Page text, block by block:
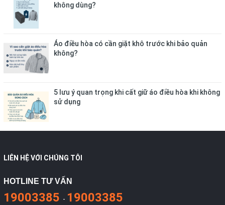
không dùng?
Áo điều hòa có cần giặt khô trước khi bảo quản
không?
5 lưu ý quan trọng khi cất giữ áo điều hòa khi không
sử dụng
LIÊN HỆ VỚI CHÚNG TÔI
HOTLINE TƯ VẤN
19003385 - 19003385